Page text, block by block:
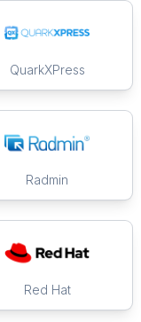
QuarkXPress
Radmin
Red Hat